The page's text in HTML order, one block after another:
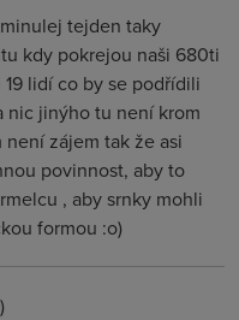
tejden taky
kdy pokrejou naši 680ti
lidí co by se podřídili
nic jinýho tu není krom
není zájem tak že asi
povinnost, aby to
, aby srnky mohli
formou :o)